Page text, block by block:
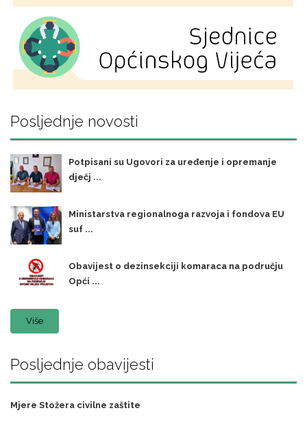
Posljednje novosti
Potpisani su Ugovori za uređenje i opremanje
dječj ...
Ministarstva regionalnoga razvoja i fondova EU
suf ...
Obavijest o dezinsekciji komaraca na području
Opći ...
Više
Posljednje obavijesti
Mjere Stožera civilne zaštite